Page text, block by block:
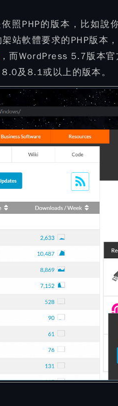
照PHP的版本，比如說
站軟體要求的PHP版本
，而WordPress 5.7版本
及8.1或以上的版本。